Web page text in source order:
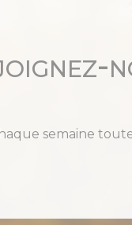
semaine